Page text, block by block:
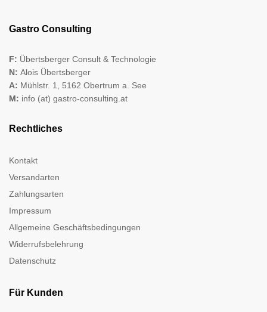
Gastro Consulting
F: Übertsberger Consult & Technologie
N: Alois Übertsberger
A: Mühlstr. 1, 5162 Obertrum a. See
M: info (at) gastro-consulting.at
Rechtliches
Kontakt
Versandarten
Zahlungsarten
Impressum
Allgemeine Geschäftsbedingungen
Widerrufsbelehrung
Datenschutz
Für Kunden